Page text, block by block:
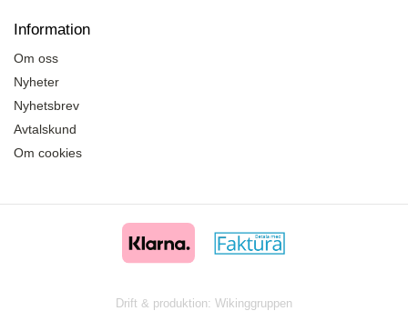
Information
Om oss
Nyheter
Nyhetsbrev
Avtalskund
Om cookies
Drift & produktion: Wikinggruppen